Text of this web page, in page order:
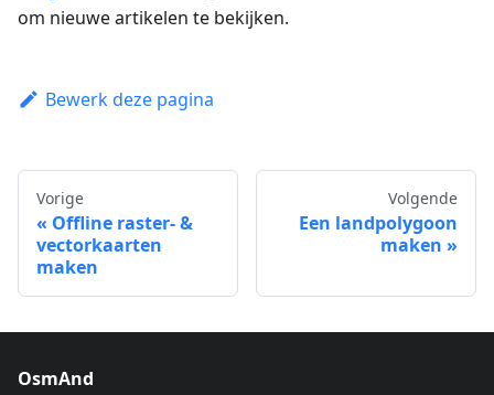
om nieuwe artikelen te bekijken.
Bewerk deze pagina
Vorige
Offline raster- &
vectorkaarten
maken
Volgende
Een landpolygoon
maken
OsmAnd